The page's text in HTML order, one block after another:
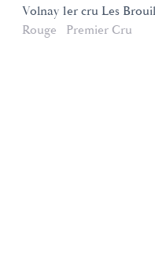
Volnay 1er cru Les
Rouge
Premier Cru